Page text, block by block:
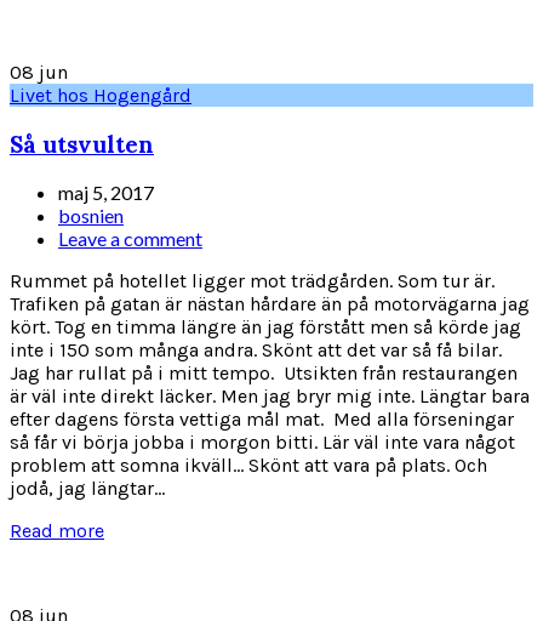
08 jun
Livet hos Hogengård
Så utsvulten
maj 5, 2017
bosnien
Leave a comment
Rummet på hotellet ligger mot trädgården. Som tur är.
Trafiken på gatan är nästan hårdare än på motorvägarna jag
kört. Tog en timma längre än jag förstått men så körde jag
inte i 150 som många andra. Skönt att det var så få bilar.
Jag har rullat på i mitt tempo. Utsikten från restaurangen
är väl inte direkt läcker. Men jag bryr mig inte. Längtar bara
efter dagens första vettiga mål mat. Med alla förseningar
så får vi börja jobba i morgon bitti. Lär väl inte vara något
problem att somna ikväll... Skönt att vara på plats. Och
jodå, jag längtar...
Read more
08 jun